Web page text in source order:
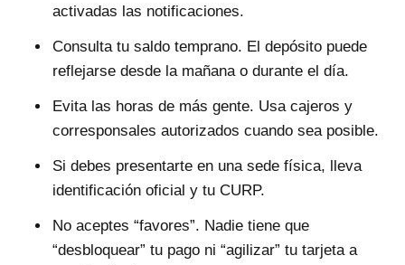
activadas las notificaciones.
Consulta tu saldo temprano. El depósito puede
reflejarse desde la mañana o durante el día.
Evita las horas de más gente. Usa cajeros y
corresponsales autorizados cuando sea posible.
Si debes presentarte en una sede física, lleva
identificación oficial y tu CURP.
No aceptes “favores”. Nadie tiene que
“desbloquear” tu pago ni “agilizar” tu tarjeta a